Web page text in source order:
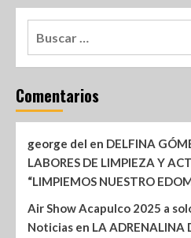
Comentarios
george del en DELFINA
LABORES DE LIMPIEZA Y
“LIMPIEMOS NUESTRO
Air Show Acapulco 2025 a
Noticias en LA ADRENALINA